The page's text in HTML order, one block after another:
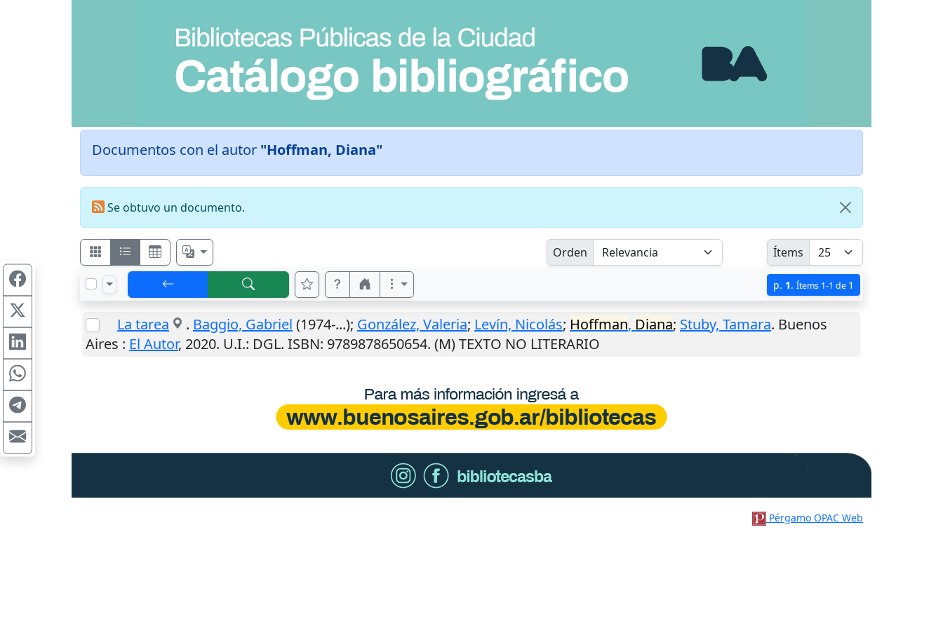
Documentos con el autor "Hoffman, Diana"
Se obtuvo un documento.
Orden Ítems
p. 1. Ítems 1-1 de 1
La tarea . Baggio, Gabriel (1974-...); González, Valeria; Levín, Nicolás; Hoffman, Diana; Stuby, Tamara. Buenos
Aires : El Autor, 2020. U.I.: DGL. ISBN: 9789878650654. (M) TEXTO NO LITERARIO
Pérgamo OPAC Web